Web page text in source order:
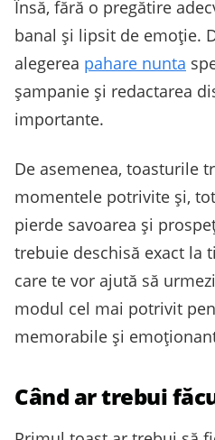
Însă, fără o pregătire
banal și lipsit de emoție.
alegerea pahare nunta
șampanie și redactarea
importante.
De asemenea, toasturile
momentele potrivite și,
pierde savoarea și
trebuie deschisă exact la
care te vor ajută să
modul cel mai potrivit
memorabile și
Când ar trebui